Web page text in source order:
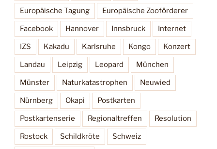
Europäische Tagung Europäische Zooförderer
Facebook Hannover Innsbruck Internet
IZS Kakadu Karlsruhe Kongo Konzert
Landau Leipzig Leopard München
Münster Naturkatastrophen Neuwied
Nürnberg Okapi Postkarten
Postkartenserie Regionaltreffen Resolution
Rostock Schildkröte Schweiz